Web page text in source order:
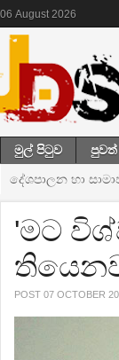
06 August 2026
මුල් පිටුව පුවත්
දේශපාලන හා
'මට
POST 07 OCTOBER